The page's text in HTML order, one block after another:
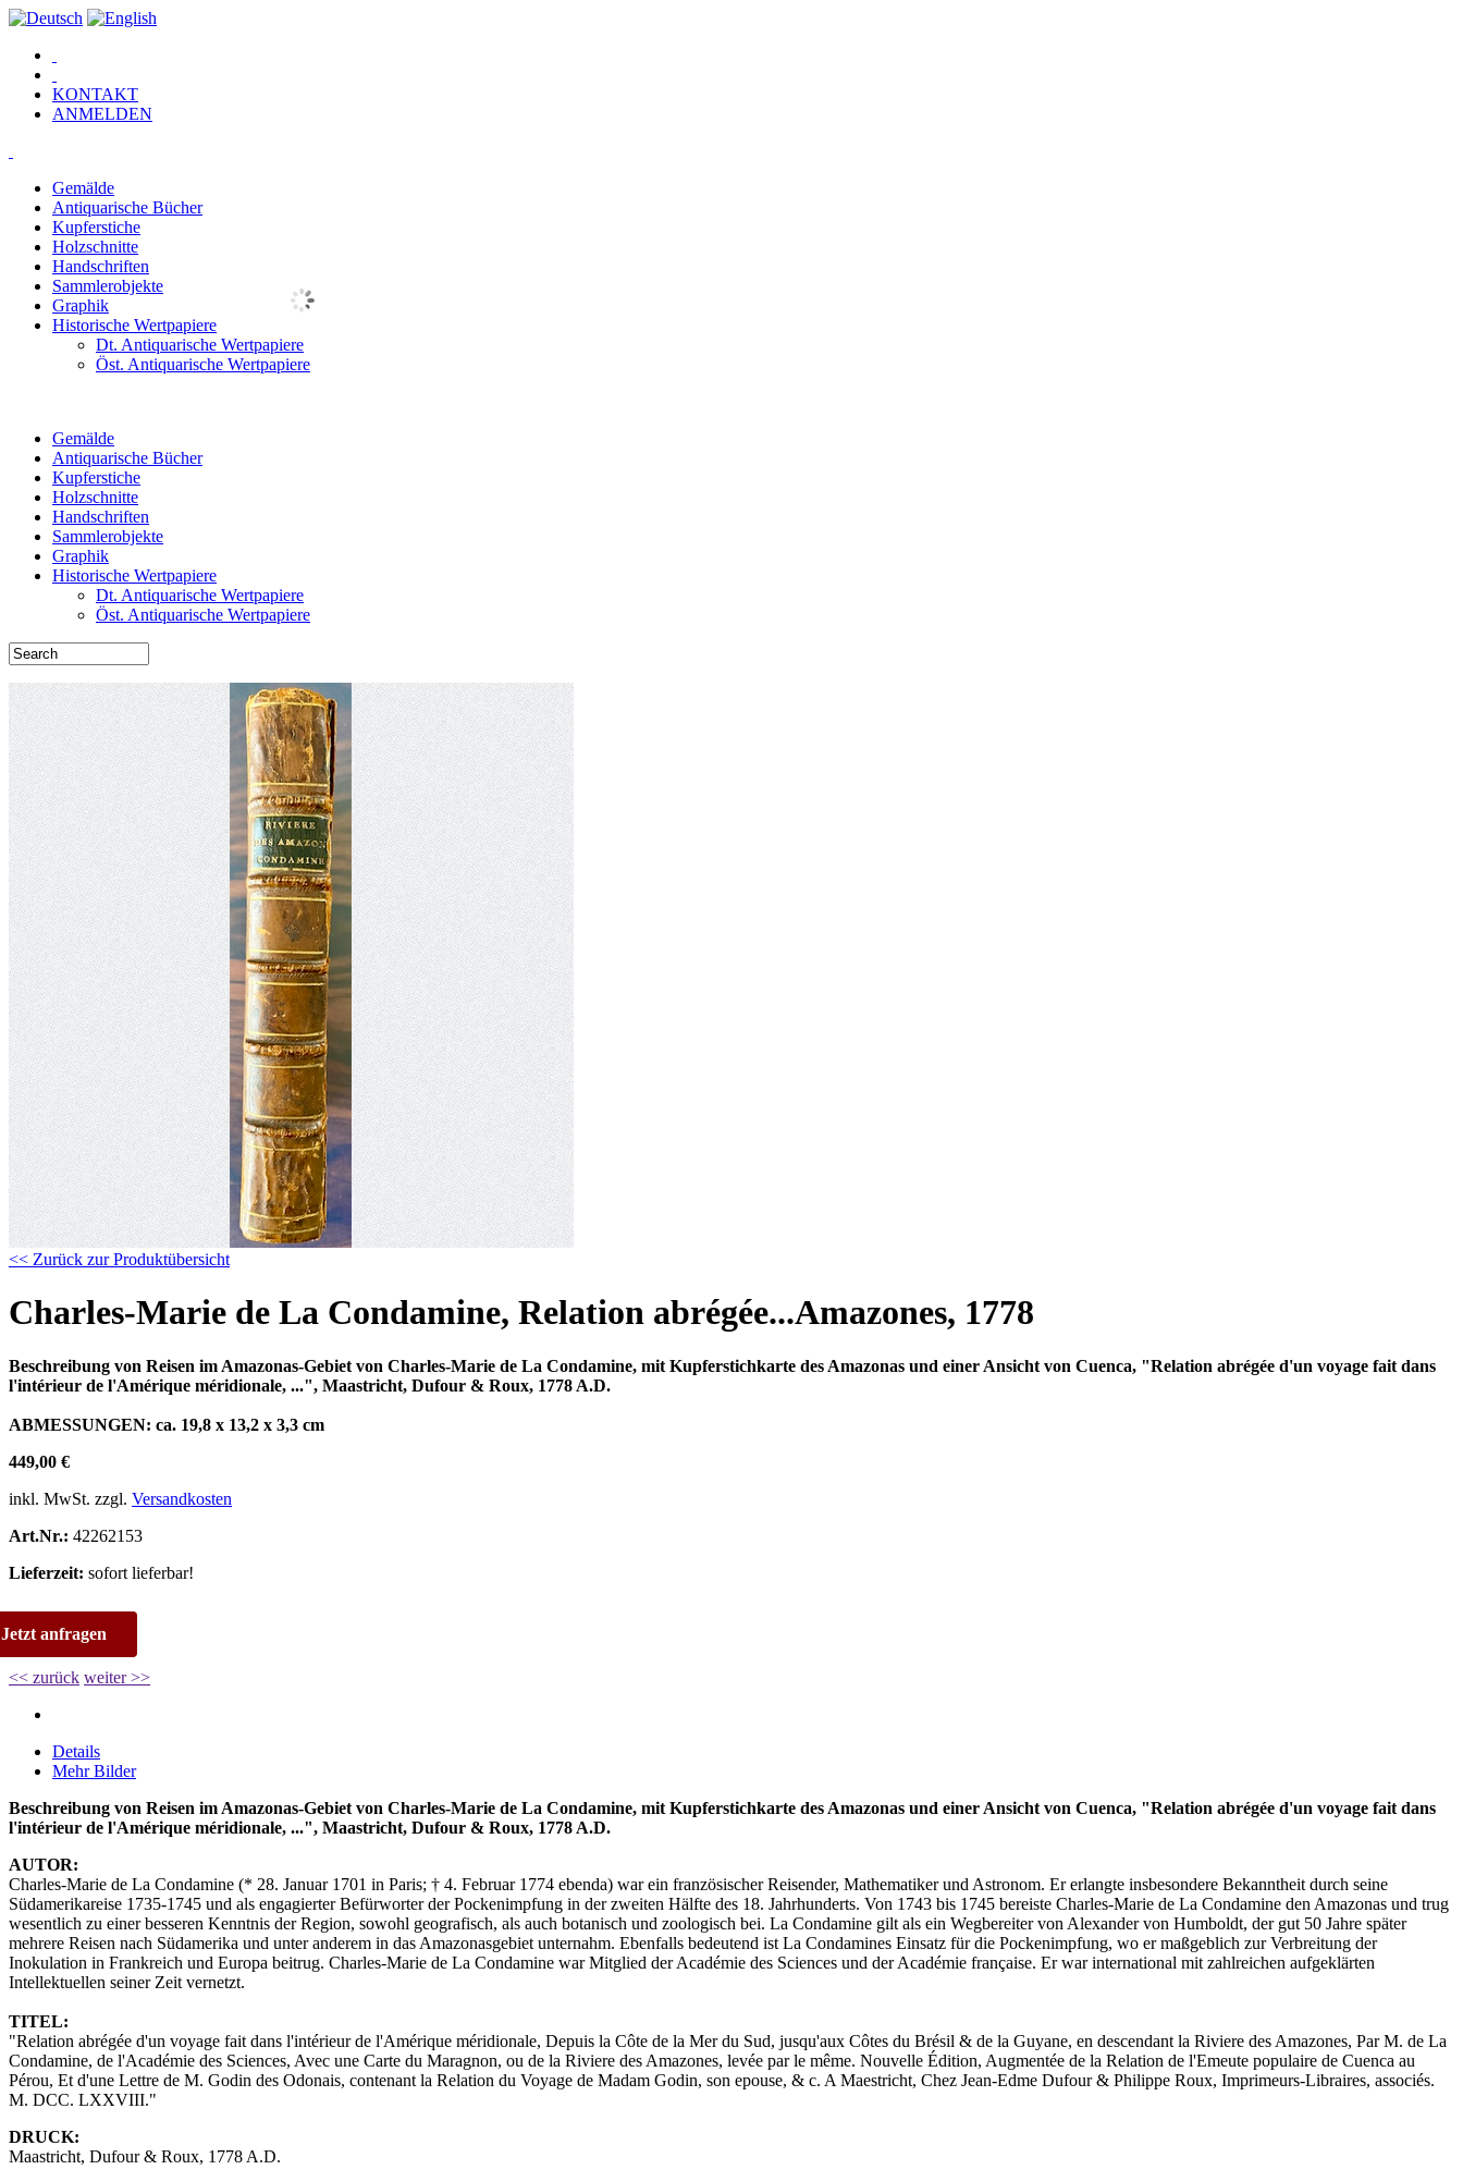
KONTAKT
ANMELDEN
Gemälde
Antiquarische Bücher
Kupferstiche
Holzschnitte
Handschriften
Sammlerobjekte
Graphik
Historische Wertpapiere
Dt. Antiquarische Wertpapiere
Öst. Antiquarische Wertpapiere
Gemälde
Antiquarische Bücher
Kupferstiche
Holzschnitte
Handschriften
Sammlerobjekte
Graphik
Historische Wertpapiere
Dt. Antiquarische Wertpapiere
Öst. Antiquarische Wertpapiere
<< Zurück zur Produktübersicht
Charles-Marie de La Condamine, Relation abrégée...Amazones, 1778
Beschreibung von Reisen im Amazonas-Gebiet von Charles-Marie de La Condamine, mit Kupferstichkarte des Amazonas und einer Ansicht von Cuenca, "Relation abrégée d'un voyage fait dans
l'intérieur de l'Amérique méridionale, ...", Maastricht, Dufour & Roux, 1778 A.D.
ABMESSUNGEN: ca. 19,8 x 13,2 x 3,3 cm
449,00 €
inkl. MwSt. zzgl. Versandkosten
Art.Nr.: 42262153
Lieferzeit: sofort lieferbar!
Jetzt anfragen
<< zurück weiter >>
Details
Mehr Bilder
Beschreibung von Reisen im Amazonas-Gebiet von Charles-Marie de La Condamine, mit Kupferstichkarte des Amazonas und einer Ansicht von Cuenca, "Relation abrégée d'un voyage fait dans
l'intérieur de l'Amérique méridionale, ...", Maastricht, Dufour & Roux, 1778 A.D.
AUTOR:
Charles-Marie de La Condamine (* 28. Januar 1701 in Paris; † 4. Februar 1774 ebenda) war ein französischer Reisender, Mathematiker und Astronom. Er erlangte insbesondere Bekanntheit durch seine
Südamerikareise 1735-1745 und als engagierter Befürworter der Pockenimpfung in der zweiten Hälfte des 18. Jahrhunderts. Von 1743 bis 1745 bereiste Charles-Marie de La Condamine den Amazonas und trug
wesentlich zu einer besseren Kenntnis der Region, sowohl geografisch, als auch botanisch und zoologisch bei. La Condamine gilt als ein Wegbereiter von Alexander von Humboldt, der gut 50 Jahre später
mehrere Reisen nach Südamerika und unter anderem in das Amazonasgebiet unternahm. Ebenfalls bedeutend ist La Condamines Einsatz für die Pockenimpfung, wo er maßgeblich zur Verbreitung der
Inokulation in Frankreich und Europa beitrug. Charles-Marie de La Condamine war Mitglied der Académie des Sciences und der Académie française. Er war international mit zahlreichen aufgeklärten
Intellektuellen seiner Zeit vernetzt.
TITEL:
"Relation abrégée d'un voyage fait dans l'intérieur de l'Amérique méridionale, Depuis la Côte de la Mer du Sud, jusqu'aux Côtes du Brésil & de la Guyane, en descendant la Riviere des Amazones, Par M. de La
Condamine, de l'Académie des Sciences, Avec une Carte du Maragnon, ou de la Riviere des Amazones, levée par le même. Nouvelle Édition, Augmentée de la Relation de l'Emeute populaire de Cuenca au
Pérou, Et d'une Lettre de M. Godin des Odonais, contenant la Relation du Voyage de Madam Godin, son epouse, & c. A Maestricht, Chez Jean-Edme Dufour & Philippe Roux, Imprimeurs-Libraires, associés.
M. DCC. LXXVIII."
DRUCK:
Maastricht, Dufour & Roux, 1778 A.D.